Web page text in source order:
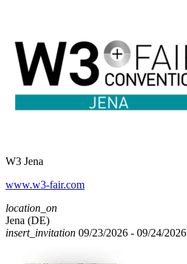
W3 Jena
www.w3-fair.com
location_on
Jena (DE)
insert_invitation 09/23/2026 - 09/24/2026